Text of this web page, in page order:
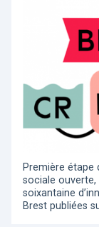
Première étape
sociale ouverte,
soixantaine
Brest publiées